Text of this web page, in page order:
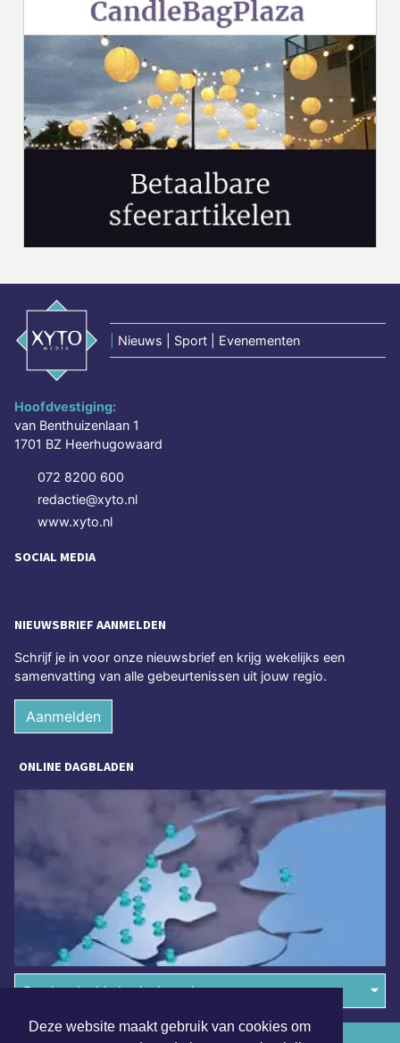
Deze website maakt gebruik van cookies om
Nieuws | Sport | Evenementen
Hoofdvestiging:
van Benthuizenlaan 1
1701 BZ Heerhugowaard
072 8200 600
redactie@xyto.nl
www.xyto.nl
SOCIAL MEDIA
NIEUWSBRIEF AANMELDEN
Schrijf je in voor onze nieuwsbrief en krijg wekelijks een
samenvatting van alle gebeurtenissen uit jouw regio.
Aanmelden
ONLINE DAGBLADEN
Overige dagbladen in de regio